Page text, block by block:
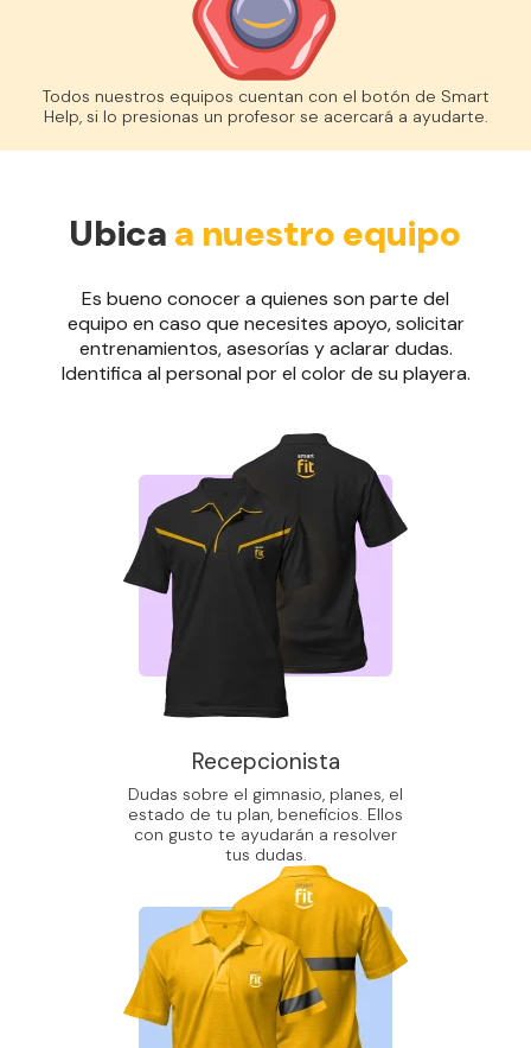
Todos nuestros equipos cuentan con el botón de Smart
Help, si lo presionas un profesor se acercará a ayudarte.
Ubica a nuestro equipo
Es bueno conocer a quienes son parte del
equipo en caso que necesites apoyo, solicitar
entrenamientos, asesorías y aclarar dudas.
Identifica al personal por el color de su playera.
Recepcionista
Dudas sobre el gimnasio, planes, el
estado de tu plan, beneficios. Ellos
con gusto te ayudarán a resolver
tus dudas.